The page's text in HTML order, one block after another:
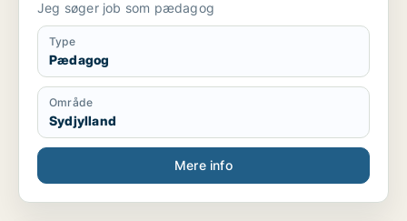
Jeg søger job som pædagog
Type
Pædagog
Område
Sydjylland
Mere info